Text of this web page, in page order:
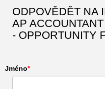
ODPOVĚDĚT NA
AP
- OPPORTUNITY
Jméno